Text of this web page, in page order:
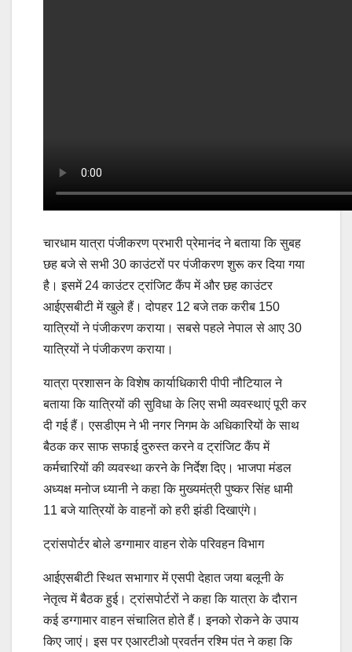
चारधाम यात्रा पंजीकरण प्रभारी प्रेमानंद ने बताया कि सुबह
छह बजे से सभी 30 काउंटरों पर पंजीकरण शुरू कर दिया गया
है। इसमें 24 काउंटर ट्रांजिट कैंप में और छह काउंटर
आईएसबीटी में खुले हैं। दोपहर 12 बजे तक करीब 150
यात्रियों ने पंजीकरण कराया। सबसे पहले नेपाल से आए 30
यात्रियों ने पंजीकरण कराया।
यात्रा प्रशासन के विशेष कार्याधिकारी पीपी नौटियाल ने
बताया कि यात्रियों की सुविधा के लिए सभी व्यवस्थाएं पूरी कर
दी गई हैं। एसडीएम ने भी नगर निगम के अधिकारियों के साथ
बैठक कर साफ सफाई दुरुस्त करने व ट्रांजिट कैंप में
कर्मचारियों की व्यवस्था करने के निर्देश दिए। भाजपा मंडल
अध्यक्ष मनोज ध्यानी ने कहा कि मुख्यमंत्री पुष्कर सिंह धामी
11 बजे यात्रियों के वाहनों को हरी झंडी दिखाएंगे।
ट्रांसपोर्टर बोले डग्गामार वाहन रोके परिवहन विभाग
आईएसबीटी स्थित सभागार में एसपी देहात जया बलूनी के
नेतृत्व में बैठक हुई। ट्रांसपोर्टरों ने कहा कि यात्रा के दौरान
कई डग्गामार वाहन संचालित होते हैं। इनको रोकने के उपाय
किए जाएं। इस पर एआरटीओ प्रवर्तन रश्मि पंत ने कहा कि